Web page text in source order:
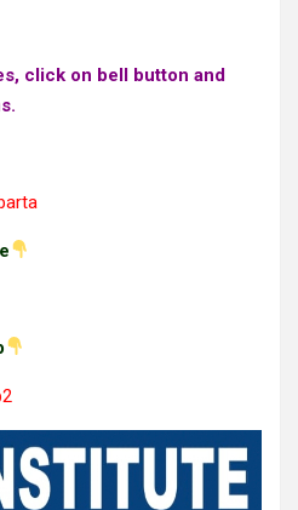
click on bell button and